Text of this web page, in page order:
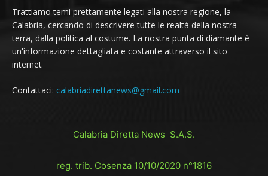
Trattiamo temi prettamente legati alla nostra regione, la
Calabria, cercando di descrivere tutte le realtà della nostra
terra, dalla politica al costume. La nostra punta di diamante è
un'informazione dettagliata e costante attraverso il sito
internet
Contattaci: calabriadirettanews@gmail.com
Calabria Diretta News S.A.S.
reg. trib. Cosenza 10/10/2020 n°1816